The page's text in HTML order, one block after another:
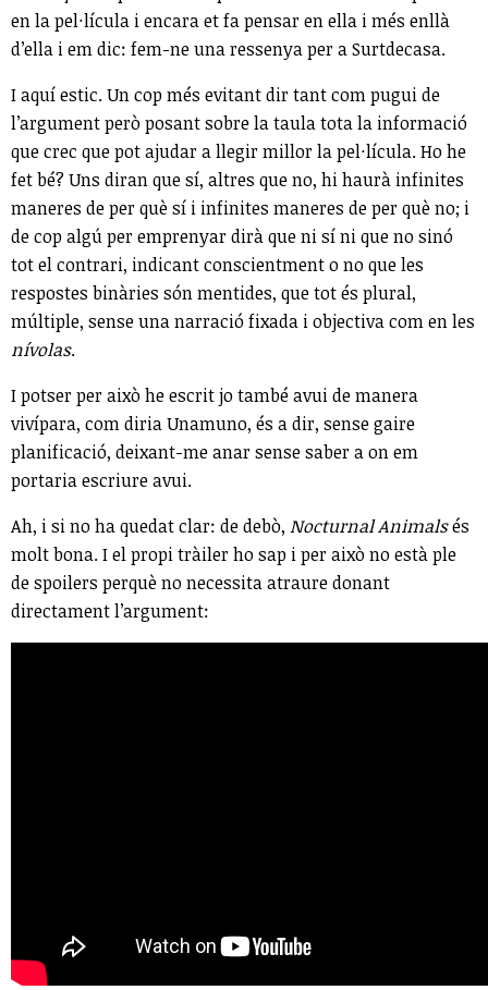
en la pel·lícula i encara et fa pensar en ella i més enllà
d’ella i em dic: fem-ne una ressenya per a Surtdecasa.
I aquí estic. Un cop més evitant dir tant com pugui de
l’argument però posant sobre la taula tota la informació
que crec que pot ajudar a llegir millor la pel·lícula. Ho he
fet bé? Uns diran que sí, altres que no, hi haurà infinites
maneres de per què sí i infinites maneres de per què no; i
de cop algú per emprenyar dirà que ni sí ni que no sinó
tot el contrari, indicant conscientment o no que les
respostes binàries són mentides, que tot és plural,
múltiple, sense una narració fixada i objectiva com en les
nívolas.
I potser per això he escrit jo també avui de manera
vivípara, com diria Unamuno, és a dir, sense gaire
planificació, deixant-me anar sense saber a on em
portaria escriure avui.
Ah, i si no ha quedat clar: de debò, Nocturnal Animalsés
molt bona. I el propi tràiler ho sap i per això no està ple
de spoilers perquè no necessita atraure donant
directament l’argument: